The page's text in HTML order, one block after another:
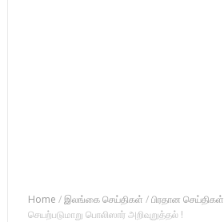
Home /இலங்கை செய்திகள் /பிரதான செய்திகள்
செயற்படுமாறு பொலிஸார் அறிவுறுத்தல் !